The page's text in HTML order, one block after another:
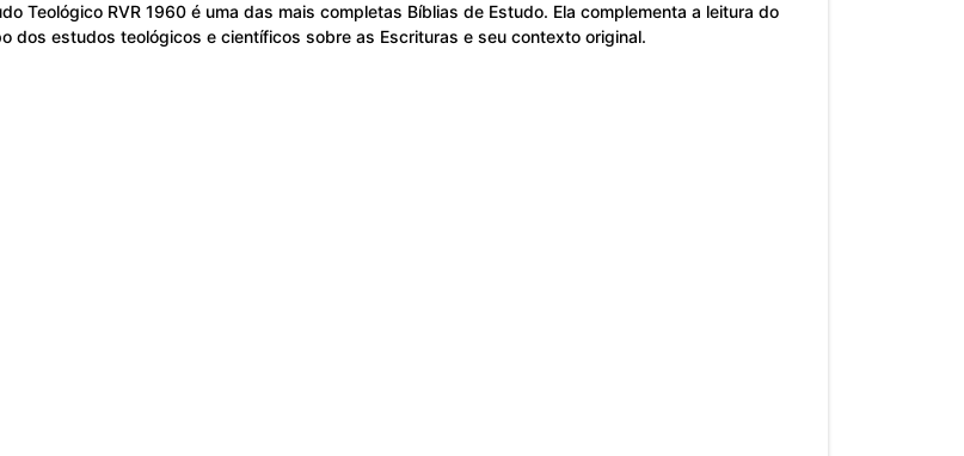
Teológico RVR 1960 é uma das mais completas Bíblias de Estudo. Ela complementa a leitura do
dos estudos teológicos e científicos sobre as Escrituras e seu contexto original.